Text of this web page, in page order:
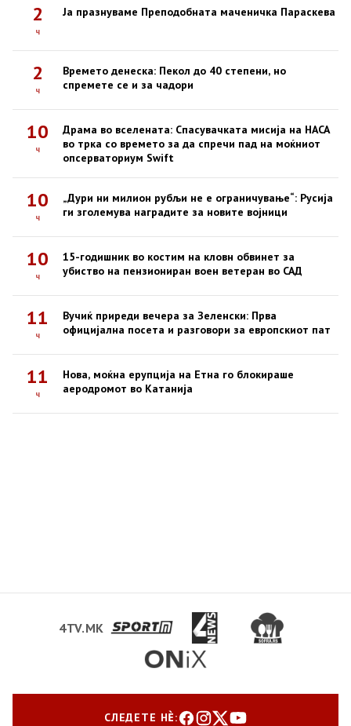
2
ч
Ја празнуваме Преподобната маченичка Параскева
2
ч
Времето денеска: Пекол до 40 степени, но
спремете се и за чадори
10
ч
Драма во вселената: Спасувачката мисија на НАСА
во трка со времето за да спречи пад на моќниот
опсерваториум Swift
10
ч
„Дури ни милион рубљи не е ограничување“: Русија
ги зголемува наградите за новите војници
10
ч
15-годишник во костим на кловн обвинет за
убиство на пензиониран воен ветеран во САД
11
ч
Вучиќ приреди вечера за Зеленски: Прва
официјална посета и разговори за европскиот пат
11
ч
Нова, моќна ерупција на Етна го блокираше
аеродромот во Катанија
4TV.MK
СЛЕДЕТЕ НЀ: